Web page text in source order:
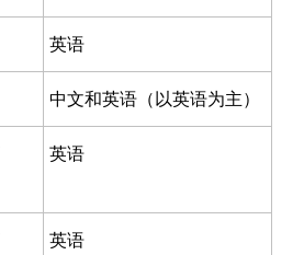
英语
中文和英语（以英语为主）
英语
英语